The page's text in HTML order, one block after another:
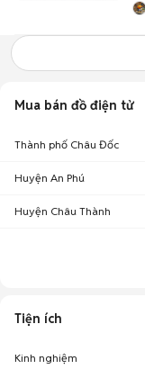
Mua bán đồ điện tử
Thành phố Châu Đốc
Huyện An Phú
Huyện Châu Thành
Tiện ích
Kinh nghiệm